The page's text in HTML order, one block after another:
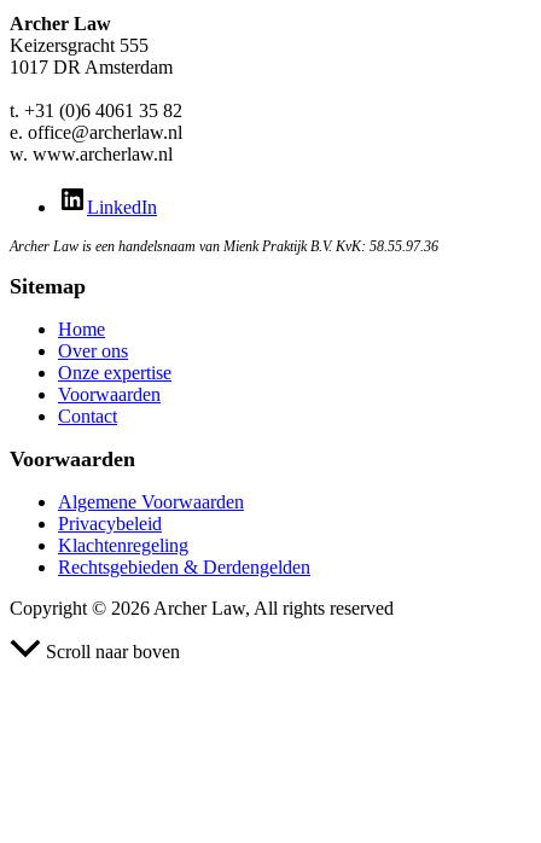
Archer Law
Keizersgracht 555
1017 DR Amsterdam
t. +31 (0)6 4061 35 82
e. office@archerlaw.nl
w. www.archerlaw.nl
LinkedIn
Archer Law is een handelsnaam van Mienk Praktijk B.V. KvK: 58.55.97.36
Sitemap
Home
Over ons
Onze expertise
Voorwaarden
Contact
Voorwaarden
Algemene Voorwaarden
Privacybeleid
Klachtenregeling
Rechtsgebieden & Derdengelden
Copyright © 2026 Archer Law, All rights reserved
Scroll naar boven